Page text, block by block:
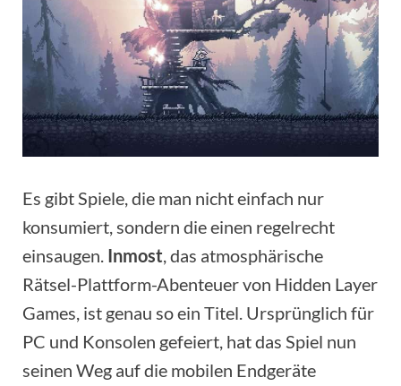
Es gibt Spiele, die man nicht einfach nur
konsumiert, sondern die einen regelrecht
einsaugen. Inmost, das atmosphärische
Rätsel-Plattform-Abenteuer von Hidden Layer
Games, ist genau so ein Titel. Ursprünglich für
PC und Konsolen gefeiert, hat das Spiel nun
seinen Weg auf die mobilen Endgeräte